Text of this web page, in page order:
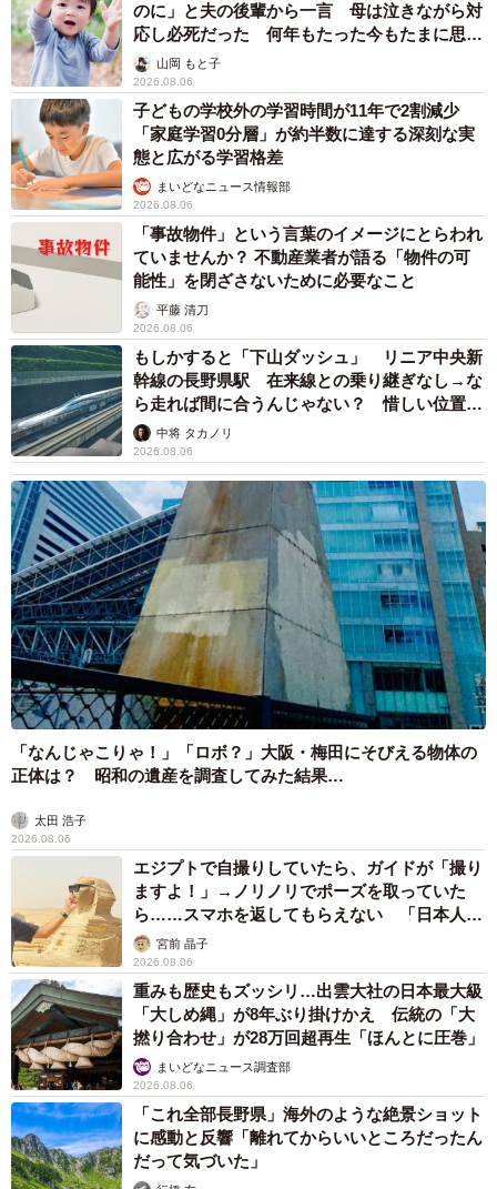
のに」と夫の後輩から一言 母は泣きながら対
応し必死だった 何年もたった今もたまに思い
出し…山岡 もと子
2026.08.06
子どもの学校外の学習時間が11年で2割減少
「家庭学習0分層」が約半数に達する深刻な実
態と広がる学習格差
まいどなニュース情報部
2026.08.06
「事故物件」という言葉のイメージにとらわれ
ていませんか？ 不動産業者が語る「物件の可
能性」を閉ざさないために必要なこと
平藤 清刀
2026.08.06
もしかすると「下山ダッシュ」 リニア中央新
幹線の長野県駅 在来線との乗り継ぎなし→な
ら走れば間に合うんじゃない？ 惜しい位置関
係が反響
中将 タカノリ
2026.08.06
「なんじゃこりゃ！」「ロボ？」大阪・梅田にそびえる物体の
正体は？ 昭和の遺産を調査してみた結果…
太田 浩子
2026.08.06
エジプトで自撮りしていたら、ガイドが「撮り
ますよ！」→ノリノリでポーズを取っていた
ら……スマホを返してもらえない 「日本人は
カモ代表かも」「私は6時間で3万円払った」
宮前 晶子
2026.08.06
重みも歴史もズッシリ…出雲大社の日本最大級
「大しめ縄」が8年ぶり掛けかえ 伝統の「大
撚り合わせ」が28万回超再生「ほんとに圧巻」
まいどなニュース調査部
2026.08.06
「これ全部長野県」海外のような絶景ショット
に感動と反響「離れてからいいところだったん
だって気づいた」